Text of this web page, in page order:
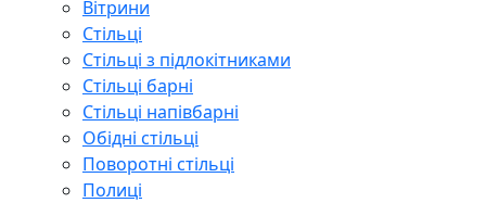
Вітрини
Стільці
Стільці з підлокітниками
Стільці барні
Стільці напівбарні
Обідні стільці
Поворотні стільці
Полиці